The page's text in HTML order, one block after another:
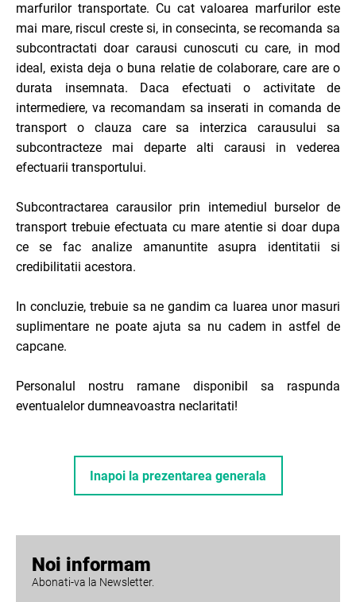
marfurilor transportate. Cu cat valoarea marfurilor este
mai mare, riscul creste si, in consecinta, se recomanda sa
subcontractati doar carausi cunoscuti cu care, in mod
ideal, exista deja o buna relatie de colaborare, care are o
durata insemnata. Daca efectuati o activitate de
intermediere, va recomandam sa inserati in comanda de
transport o clauza care sa interzica carausului sa
subcontracteze mai departe alti carausi in vederea
efectuarii transportului.
Subcontractarea carausilor prin intemediul burselor de
transport trebuie efectuata cu mare atentie si doar dupa
ce se fac analize amanuntite asupra identitatii si
credibilitatii acestora.
In concluzie, trebuie sa ne gandim ca luarea unor masuri
suplimentare ne poate ajuta sa nu cadem in astfel de
capcane.
Personalul nostru ramane disponibil sa raspunda
eventualelor dumneavoastra neclaritati!
Inapoi la prezentarea generala
Noi informam
Abonati-va la Newsletter.